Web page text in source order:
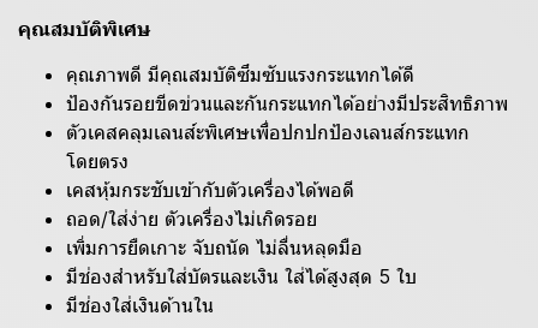
คุณสมบัติพิเศษ
คุณภาพดี มีคุณสมบัติซึมซับแรงกระแทกได้ดี
ป้องกันรอยขีดข่วนและกันกระแทกได้อย่างมีประสิทธิภาพ
ตัวเคสคลุมเลนส์ะพิเศษเพื่อปกปกป้องเลนส์กระแทก
โดยตรง
เคสหุ้มกระชับเข้ากับตัวเครื่องได้พอดี
ถอด/ใส่ง่าย ตัวเครื่องไม่เกิดรอย
เพิ่มการยืดเกาะ จับถนัด ไม่ลื่นหลุดมือ
มีช่องสำหรับใส่บัตรและเงิน ใส่ได้สูงสุด 5 ใบ
มีช่องใส่เงินด้านใน